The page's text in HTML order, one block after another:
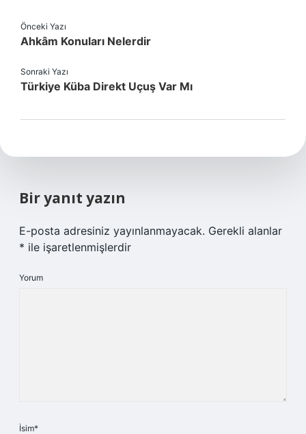
Önceki Yazı
Ahkâm Konuları Nelerdir
Sonraki Yazı
Türkiye Küba Direkt Uçuş Var Mı
Bir yanıt yazın
E-posta adresiniz yayınlanmayacak. Gerekli alanlar
* ile işaretlenmişlerdir
Yorum
İsim*